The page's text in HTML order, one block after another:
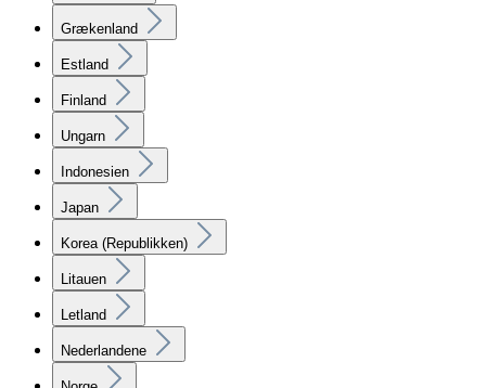
Grækenland
Estland
Finland
Ungarn
Indonesien
Japan
Korea (Republikken)
Litauen
Letland
Nederlandene